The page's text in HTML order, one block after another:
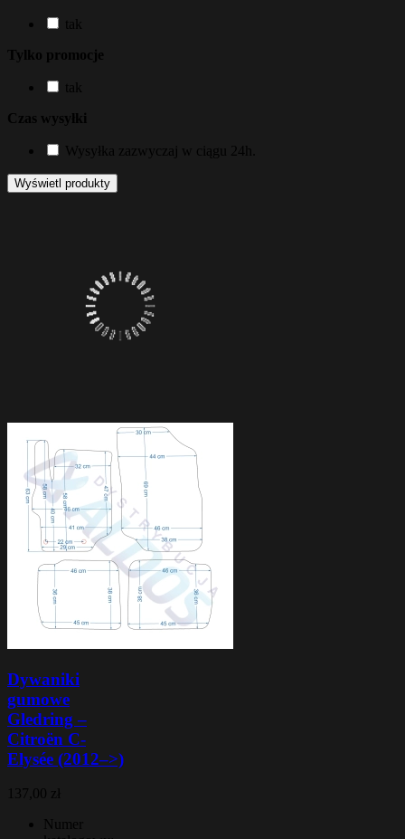
tak
Tylko promocje
tak
Czas wysyłki
Wysyłka zazwyczaj w ciągu 24h.
Dywaniki
gumowe
Gledring –
Citroën C-
Elysée (2012–>)
137,00 zł
Numer